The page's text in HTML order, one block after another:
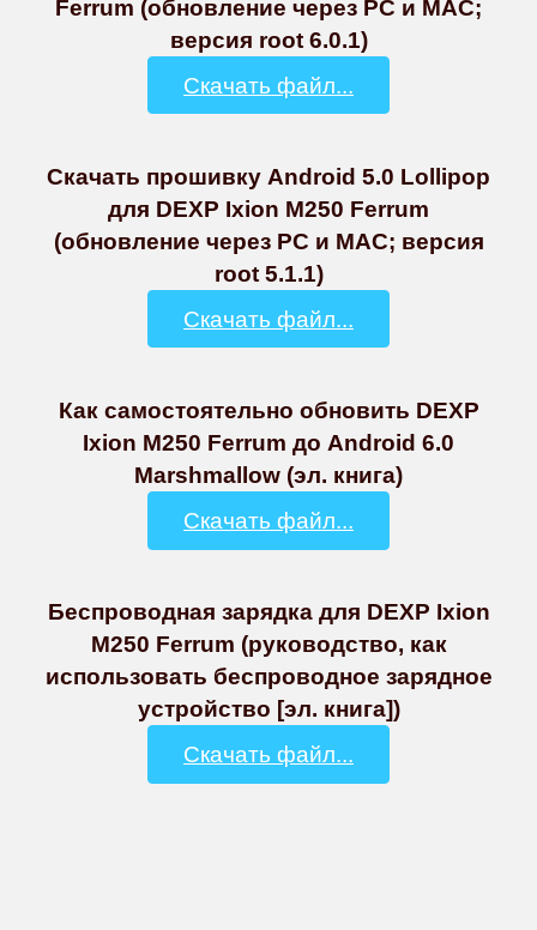
Ferrum (обновление через PC и MAC;
версия root 6.0.1)
Скачать файл...
Скачать прошивку Android 5.0 Lollipop
для DEXP Ixion M250 Ferrum
(обновление через PC и MAC; версия
root 5.1.1)
Скачать файл...
Как самостоятельно обновить DEXP
Ixion M250 Ferrum до Android 6.0
Marshmallow (эл. книга)
Скачать файл...
Беспроводная зарядка для DEXP Ixion
M250 Ferrum (руководство, как
использовать беспроводное зарядное
устройство [эл. книга])
Скачать файл...